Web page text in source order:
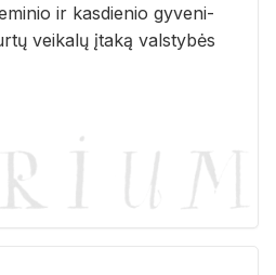
ir kas­die­nio gy­ve­ni­
vei­ka­lų įta­ką vals­ty­bės